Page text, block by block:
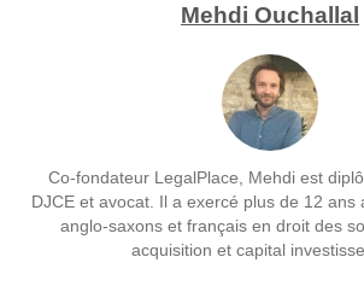
Mehdi Ouchallal
Co-fondateur LegalPlace, Mehdi est
DJCE et avocat. Il a exercé plus de 12 ans
anglo-saxons et français en droit des
acquisition et capital